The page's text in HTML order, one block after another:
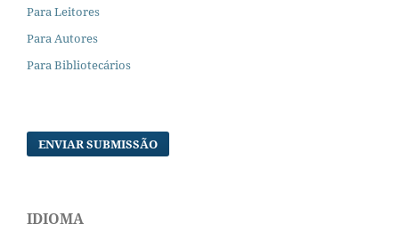
Para Leitores
Para Autores
Para Bibliotecários
ENVIAR SUBMISSÃO
IDIOMA